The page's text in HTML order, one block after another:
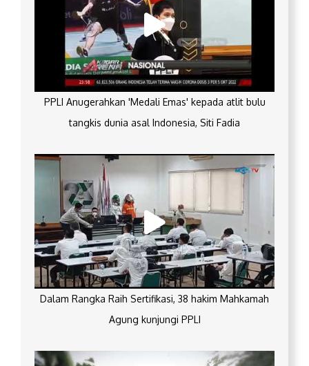
PPLI Anugerahkan 'Medali Emas' kepada atlit bulu
tangkis dunia asal Indonesia, Siti Fadia
Dalam Rangka Raih Sertifikasi, 38 hakim Mahkamah
Agung kunjungi PPLI